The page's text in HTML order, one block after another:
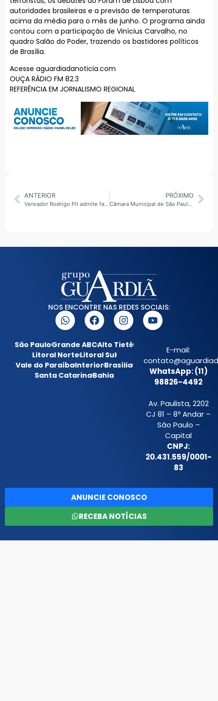
autoridades brasileiras e a previsão de temperaturas
acima da média para o mês de junho. O programa ainda
contou com a participação de Vinícius Carvalho, no
quadro Salão do Poder, trazendo os bastidores políticos
de Brasília.
Acesse aguardiadanoticia.com
OUÇA RÁDIO FM 82.3
REFERÊNCIA EM JORNALISMO REGIONAL
ANTERIOR
Vereador Rodrigo Pit admite falta de apuração em CEI do transporte escolar
PRÓXIMO
Câmara Municipal de São Paulo cancela sessões desta terça-feira após morte do pai do vice-prefeito Mello Araújo
NOS ENCONTRE NAS REDES SOCIAIS:
São PauloGrande ABCAlto Tietê
Litoral NorteLitoral Sul
Vale do ParaíbaInteriorBrasília
Santa CatarinaBahia
E-mail:
WhatsApp: (11)
98826-4492
Av. Paulista, 2202
CJ 81 – 8º Andar –
São Paulo –
Capital
CNPJ:
20.431.559/0001-
83
ANUNCIE CONOSCO
RECEBA NOTÍCIAS